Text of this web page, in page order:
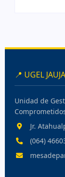
📍 UGEL JAUJA
Unidad de
Jr.
(064)